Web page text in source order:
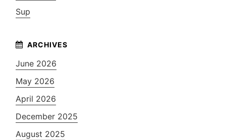
Sup
June 2026
May 2026
April 2026
December 2025
August 2025